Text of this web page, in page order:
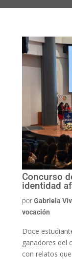
Concurso
identidad
porGabriela
vocación
Doce
ganadores del
con relatos